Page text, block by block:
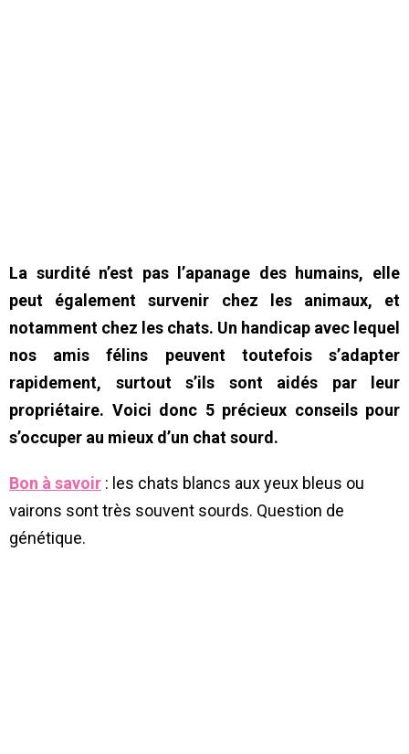
La surdité n’est pas l’apanage des humains, elle
peut également survenir chez les animaux, et
notamment chez les chats. Un handicap avec lequel
nos amis félins peuvent toutefois s’adapter
rapidement, surtout s’ils sont aidés par leur
propriétaire. Voici donc 5 précieux conseils pour
s’occuper au mieux d’un chat sourd.
Bon à savoir : les chats blancs aux yeux bleus ou
vairons sont très souvent sourds. Question de
génétique.